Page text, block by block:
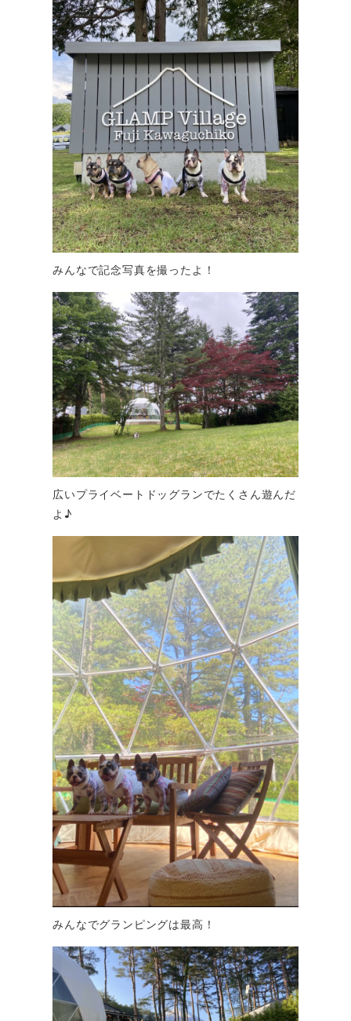
みんなで記念写真を撮ったよ！
広いプライベートドッグランでたくさん遊んだ
よ♪
みんなでグランピングは最高！